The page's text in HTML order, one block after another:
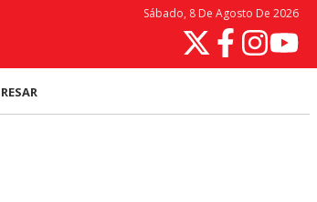
Sábado, 8 De Agosto De 2026